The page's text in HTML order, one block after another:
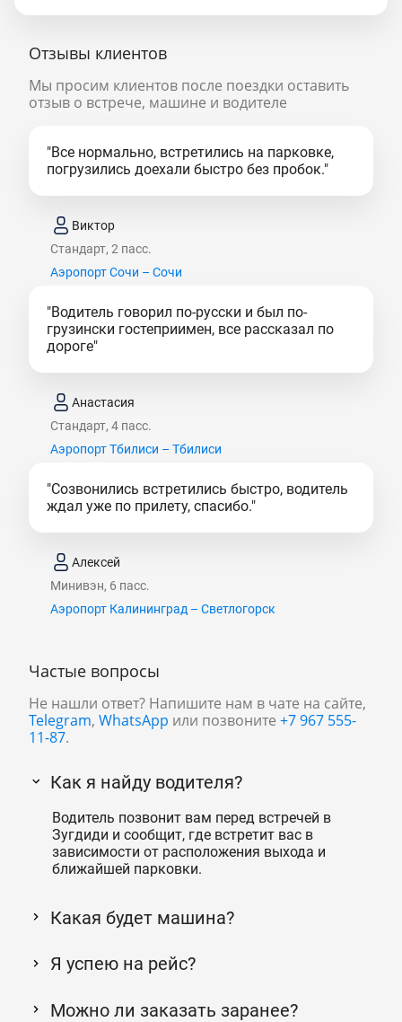
Отзывы клиентов
Мы просим клиентов после поездки оставить
отзыв о встрече, машине и водителе
"Все нормально, встретились на парковке,
погрузились доехали быстро без пробок."
Виктор
Стандарт, 2 пасс.
Аэропорт Сочи – Сочи
"Водитель говорил по-русски и был по-
грузински гостеприимен, все рассказал по
дороге"
Анастасия
Стандарт, 4 пасс.
Аэропорт Тбилиси – Тбилиси
"Созвонились встретились быстро, водитель
ждал уже по прилету, спасибо."
Алексей
Минивэн, 6 пасс.
Аэропорт Калининград – Светлогорск
Частые вопросы
Не нашли ответ? Напишите нам в чате на сайте,
Telegram, WhatsApp или позвоните +7 967 555-
11-87.
Как я найду водителя?
Водитель позвонит вам перед встречей в
Зугдиди и сообщит, где встретит вас в
зависимости от расположения выхода и
ближайшей парковки.
Какая будет машина?
Я успею на рейс?
Можно ли заказать заранее?